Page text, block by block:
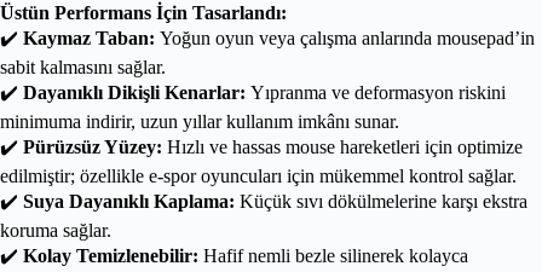
Üstün Performans İçin Tasarlandı:
✔️ Kaymaz Taban: Yoğun oyun veya çalışma anlarında mousepad’in
sabit kalmasını sağlar.
✔️ Dayanıklı Dikişli Kenarlar: Yıpranma ve deformasyon riskini
minimuma indirir, uzun yıllar kullanım imkânı sunar.
✔️ Pürüzsüz Yüzey: Hızlı ve hassas mouse hareketleri için optimize
edilmiştir; özellikle e-spor oyuncuları için mükemmel kontrol sağlar.
✔️ Suya Dayanıklı Kaplama: Küçük sıvı dökülmelerine karşı ekstra
koruma sağlar.
✔️ Kolay Temizlenebilir: Hafif nemli bezle silinerek kolayca